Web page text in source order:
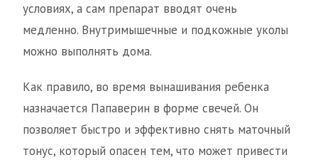
условиях, а сам препарат вводят очень
медленно. Внутримышечные и подкожные уколы
можно выполнять дома.
Как правило, во время вынашивания ребенка
назначается Папаверин в форме свечей. Он
позволяет быстро и эффективно снять маточный
тонус, который опасен тем, что может привести